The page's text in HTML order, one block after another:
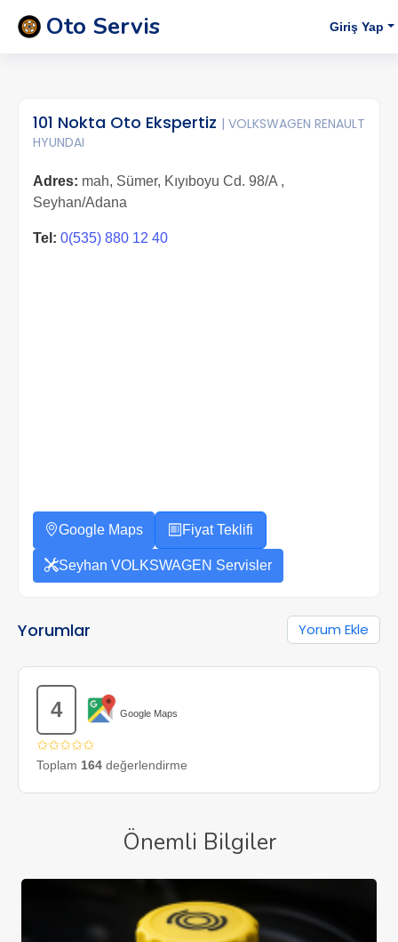
Oto Servis Giriş Yap
101 Nokta Oto Ekspertiz | VOLKSWAGEN RENAULT
HYUNDAI
Adres: mah, Sümer, Kıyıboyu Cd. 98/A ,
Seyhan/Adana
Tel: 0(535) 880 12 40
Google Maps Fiyat Teklifi
Seyhan VOLKSWAGEN Servisler
Yorumlar Yorum Ekle
4 Google Maps
✩✩✩✩✩
Toplam 164 değerlendirme
Önemli Bilgiler